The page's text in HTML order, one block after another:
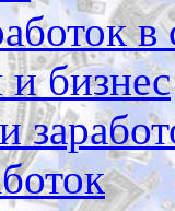
в
и бизнес